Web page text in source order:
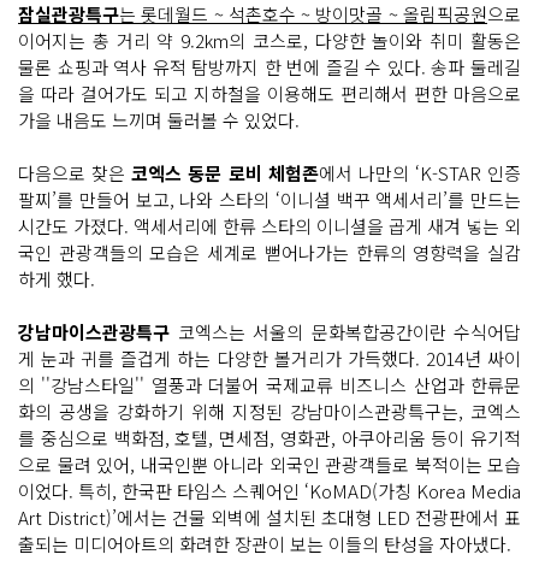
잠실관광특구는 롯데월드 ~ 석촌호수 ~ 방이맛골 ~ 올림픽공원으로
이어지는 총 거리 약 9.2km의 코스로, 다양한 놀이와 취미 활동은
물론 쇼핑과 역사 유적 탐방까지 한 번에 즐길 수 있다. 송파 둘레길
을 따라 걸어가도 되고 지하철을 이용해도 편리해서 편한 마음으로
가을 내음도 느끼며 둘러볼 수 있었다.
다음으로 찾은코엑스 동문 로비 체험존에서 나만의 ‘K-STAR 인증
팔찌’를 만들어 보고, 나와 스타의 ‘이니셜 백꾸 액세서리’를 만드는
시간도 가졌다. 액세서리에 한류 스타의 이니셜을 곱게 새겨 넣는 외
국인 관광객들의 모습은 세계로 뻗어나가는 한류의 영향력을 실감
하게 했다.
강남마이스관광특구 코엑스는 서울의 문화복합공간이란 수식어답
게 눈과 귀를 즐겁게 하는 다양한 볼거리가 가득했다. 2014년 싸이
의 ''강남스타일'' 열풍과 더불어 국제교류 비즈니스 산업과 한류문
화의 공생을 강화하기 위해 지정된 강남마이스관광특구는, 코엑스
를 중심으로 백화점, 호텔, 면세점, 영화관, 아쿠아리움 등이 유기적
으로 물려 있어, 내국인뿐 아니라 외국인 관광객들로 북적이는 모습
이었다. 특히, 한국판 타임스 스퀘어인 ‘KoMAD(가칭 Korea Media
Art District)’에서는 건물 외벽에 설치된 초대형 LED 전광판에서 표
출되는 미디어아트의 화려한 장관이 보는 이들의 탄성을 자아냈다.